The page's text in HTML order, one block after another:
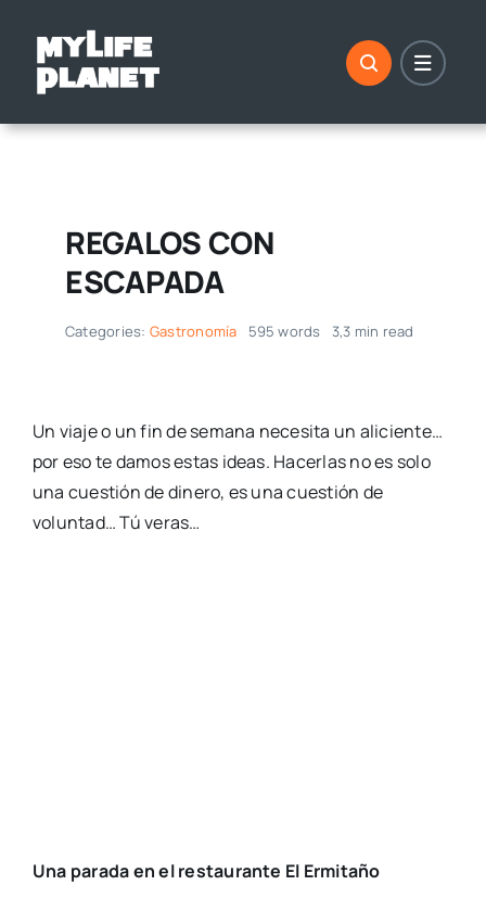
contenido
REGALOS CON
ESCAPADA
Categories: Gastronomía 595 words 3,3 min read
Un viaje o un fin de semana necesita un aliciente…
por eso te damos estas ideas. Hacerlas no es solo
una cuestión de dinero, es una cuestión de
voluntad… Tú veras…
Una parada en el restaurante El Ermitaño